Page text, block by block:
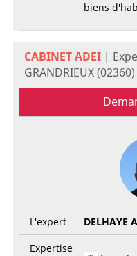
biens
CABINET ADEI|
GRANDRIEUX (02360)
L'expert
DELHAYE
Expertise